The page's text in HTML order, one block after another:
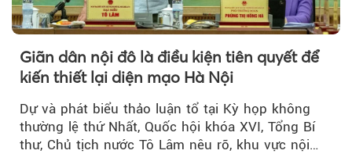
Giãn dân nội đô là điều kiện tiên quyết để
kiến thiết lại diện mạo Hà Nội
Dự và phát biểu thảo luận tổ tại Kỳ họp không
thường lệ thứ Nhất, Quốc hội khóa XVI, Tổng Bí
thư, Chủ tịch nước Tô Lâm nêu rõ, khu vực nội